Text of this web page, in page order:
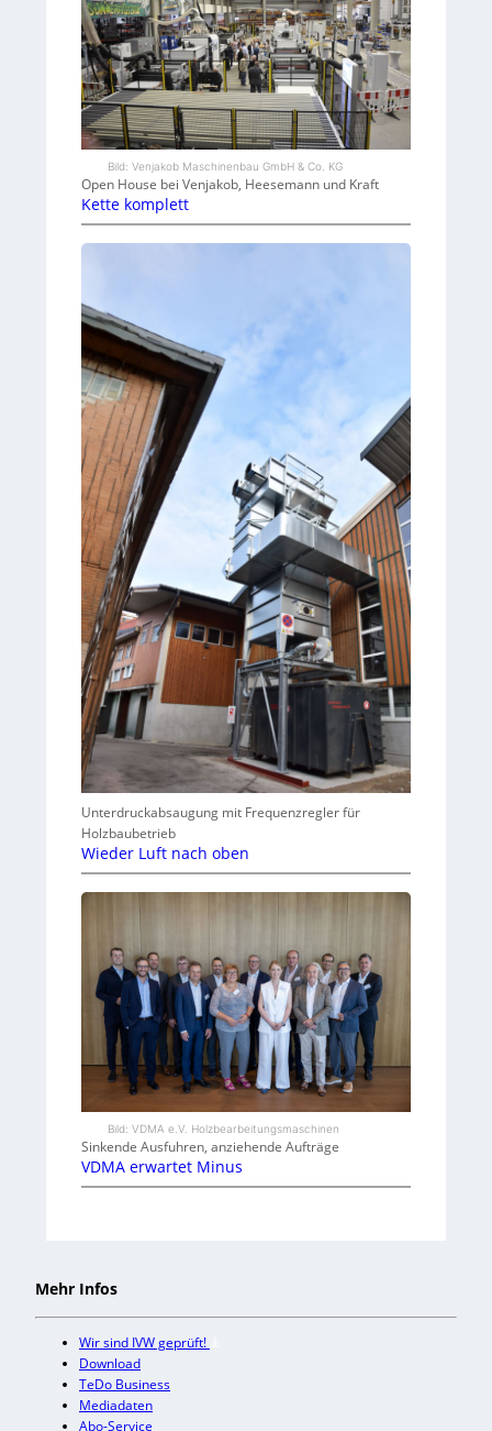
Bild: Venjakob Maschinenbau GmbH & Co. KG
Open House bei Venjakob, Heesemann und Kraft
Kette komplett
Unterdruckabsaugung mit Frequenzregler für
Holzbaubetrieb
Wieder Luft nach oben
Bild: VDMA e.V. Holzbearbeitungsmaschinen
Sinkende Ausfuhren, anziehende Aufträge
VDMA erwartet Minus
Mehr Infos
Wir sind IVW geprüft!
Download
TeDo Business
Mediadaten
Abo-Service